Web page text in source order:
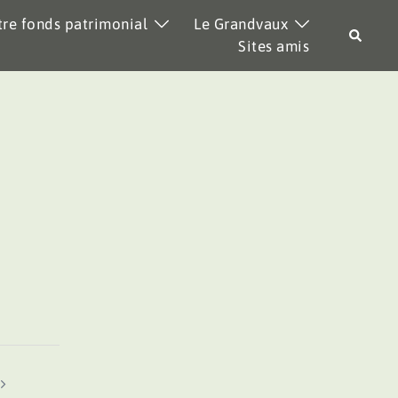
fonds patrimonial
Le Grandvaux
Sites amis